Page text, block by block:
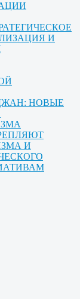
И
НОВЫЕ
И